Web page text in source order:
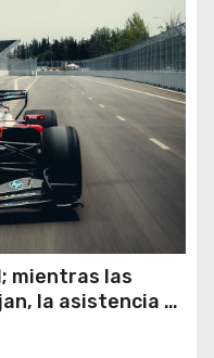
mientras las
la asistencia a
se nos